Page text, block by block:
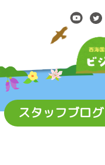
スタッフブログ